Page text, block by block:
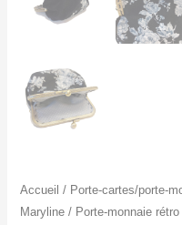
Accueil / Porte-cartes/porte-
Maryline / Porte-monnaie